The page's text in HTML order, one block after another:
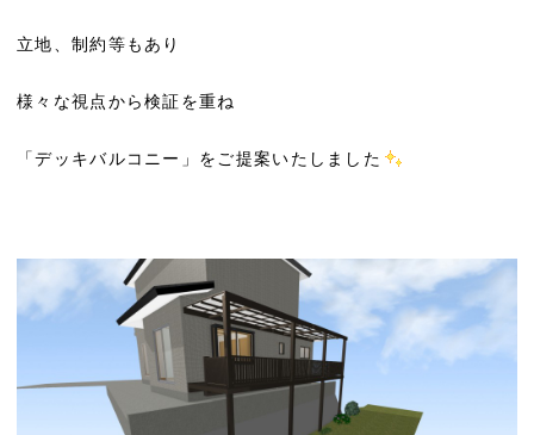
立地、制約等もあり
様々な視点から検証を重ね
「デッキバルコニー」をご提案いたしました